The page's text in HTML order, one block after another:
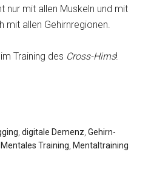
nur mit allen Muskeln und mit
mit allen Gehirnregionen.
Training des Cross-Hirns!
,digitale Demenz ,Gehirn-
Mentales Training Mentaltraining